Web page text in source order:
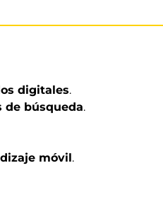
digitales.
de búsqueda.
móvil.